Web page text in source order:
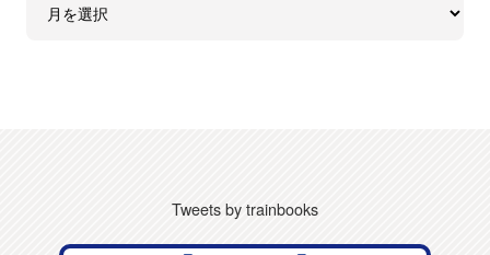
Tweets by trainbooks